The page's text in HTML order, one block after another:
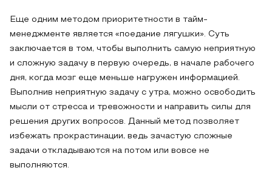
Еще одним методом приоритетности в тайм-
менеджменте является «поедание лягушки». Суть
заключается в том, чтобы выполнить самую неприятную
и сложную задачу в первую очередь, в начале рабочего
дня, когда мозг еще меньше нагружен информацией.
Выполнив неприятную задачу с утра, можно освободить
мысли от стресса и тревожности и направить силы для
решения других вопросов. Данный метод позволяет
избежать прокрастинации, ведь зачастую сложные
задачи откладываются на потом или вовсе не
выполняются.